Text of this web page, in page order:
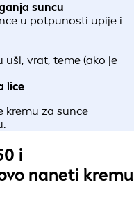
suncu
u potpunosti upije i
uši, vrat, teme (ako je
lice
kremu za sunce
.
i
naneti kremu